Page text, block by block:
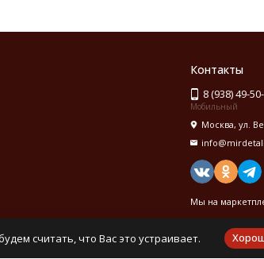
Контакты
8 (938) 49-
Мобильный
Москва, ул.
Мы на
считать, что Вас это устраивает.